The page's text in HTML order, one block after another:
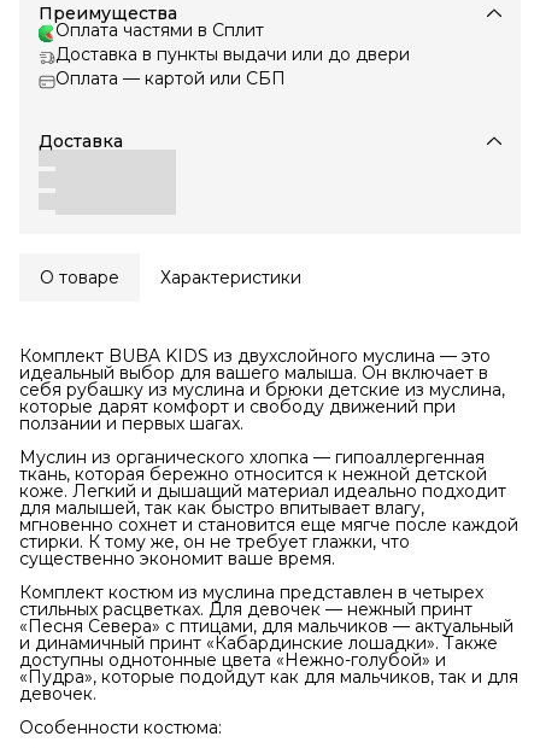
Преимущества
Оплата частями в Сплит
Доставка в пункты выдачи или до двери
Оплата — картой или СБП
Доставка
О товаре Характеристики
Комплект BUBA KIDS из двухслойного муслина — это
идеальный выбор для вашего малыша. Он включает в
себя рубашку из муслина и брюки детские из муслина,
которые дарят комфорт и свободу движений при
ползании и первых шагах.
Муслин из органического хлопка — гипоаллергенная
ткань, которая бережно относится к нежной детской
коже. Легкий и дышащий материал идеально подходит
для малышей, так как быстро впитывает влагу,
мгновенно сохнет и становится еще мягче после каждой
стирки. К тому же, он не требует глажки, что
существенно экономит ваше время.
Комплект костюм из муслина представлен в четырех
стильных расцветках. Для девочек — нежный принт
«Песня Севера» с птицами, для мальчиков — актуальный
и динамичный принт «Кабардинские лошадки». Также
доступны однотонные цвета «Нежно-голубой» и
«Пудра», которые подойдут как для мальчиков, так и для
девочек.
Особенности костюма: